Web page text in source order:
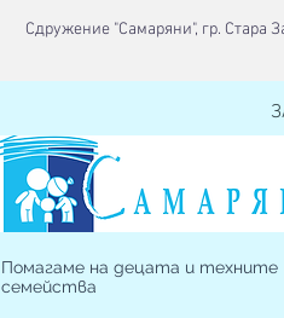
Сдружение "Самаряни", гр. Стара
Помагаме на децата и техните
семейства